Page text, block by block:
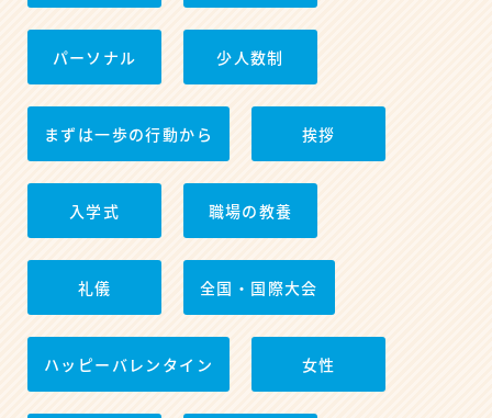
パーソナル 少人数制
まずは一歩の行動から 挨拶
入学式 職場の教養
礼儀 全国・国際大会
ハッピーバレンタイン 女性